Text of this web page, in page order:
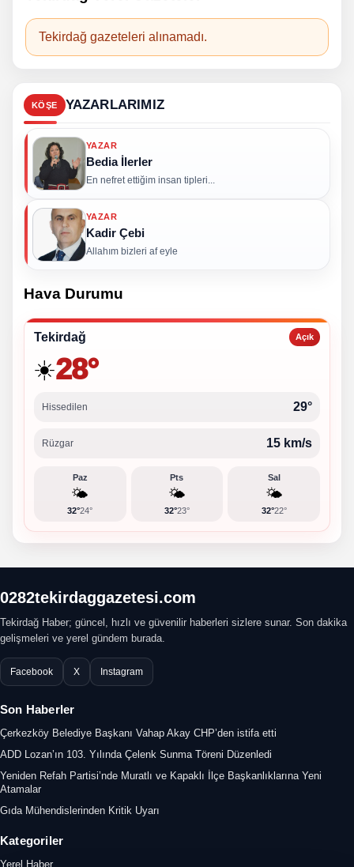
Tekirdağ gazeteleri alınamadı.
KÖŞE YAZARLARIMIZ
YAZAR
Bedia İlerler
En nefret ettiğim insan tipleri...
YAZAR
Kadir Çebi
Allahım bizleri af eyle
Hava Durumu
Tekirdağ Açık
☀️28°
Hissedilen 29°
Rüzgar 15 km/s
Paz
🌤️
32°24°
Pts
🌤️
32°23°
Sal
🌤️
32°22°
0282tekirdaggazetesi.com
Tekirdağ Haber; güncel, hızlı ve güvenilir haberleri sizlere sunar. Son dakika
gelişmeleri ve yerel gündem burada.
Facebook X Instagram
Son Haberler
Çerkezköy Belediye Başkanı Vahap Akay CHP’den istifa etti
ADD Lozan’ın 103. Yılında Çelenk Sunma Töreni Düzenledi
Yeniden Refah Partisi’nde Muratlı ve Kapaklı İlçe Başkanlıklarına Yeni
Atamalar
Gıda Mühendislerinden Kritik Uyarı
Kategoriler
Yerel Haber